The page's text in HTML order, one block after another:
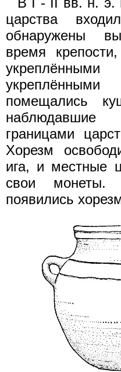
царства
обнаружены
время
помещались
границами
Хорезм
ига, и местные
свои
появились